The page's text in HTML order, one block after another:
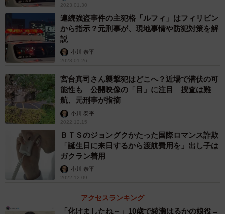
2023.01.30
連続強盗事件の主犯格「ルフィ」はフィリピン
から指示？元刑事が、現地事情や防犯対策を解
説
小川 泰平
2023.01.26
宮台真司さん襲撃犯はどこへ？近場で潜伏の可
能性も 公開映像の「目」に注目 捜査は難
航、元刑事が指摘
小川 泰平
2022.12.15
ＢＴＳのジョングクかたった国際ロマンス詐欺
「誕生日に来日するから渡航費用を」出し子は
ガクラン着用
小川 泰平
2022.12.09
アクセスランキング
「化けましたね～」10歳で綾瀬はるかの娘役→